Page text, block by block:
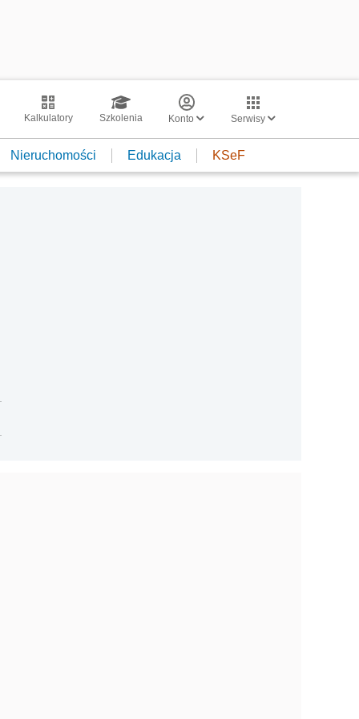
Kalkulatory Szkolenia Konto Serwisy
Nieruchomości Edukacja KSeF